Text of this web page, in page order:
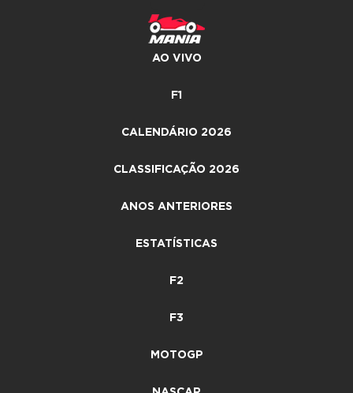
AO VIVO
F1
CALENDÁRIO 2026
CLASSIFICAÇÃO 2026
ANOS ANTERIORES
ESTATÍSTICAS
F2
F3
MOTOGP